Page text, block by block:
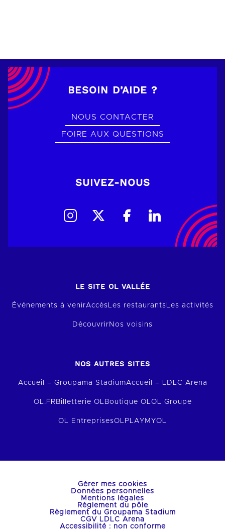
BESOIN D’AIDE ?
NOUS CONTACTER
FOIRE AUX QUESTIONS
SUIVEZ-NOUS
LE SITE OL VALLÉE
Événements à venirAccès Les restaurants Les activités
Découvrir Nos voisins
NOS AUTRES SITES
Accueil – Groupama StadiumAccueil – LDLC Arena
OL.FR Billetterie OL Boutique OL OL Groupe
OL EntreprisesOLPLAY MYOL
Gérer mes cookies
Données personnelles
Mentions légales
Règlement du pôle
Règlement du Groupama Stadium
CGV LDLC Arena
Accessibilité : non conforme